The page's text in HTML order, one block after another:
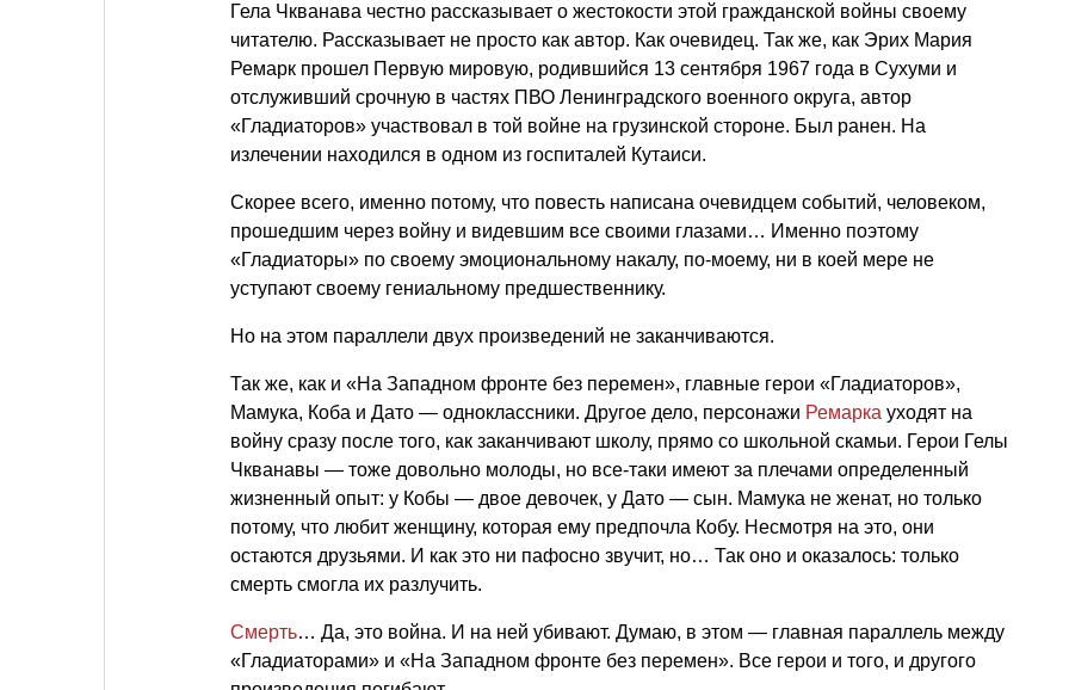
Гела Чкванава честно рассказывает о жестокости этой гражданской войны своему
читателю. Рассказывает не просто как автор. Как очевидец. Так же, как Эрих Мария
Ремарк прошел Первую мировую, родившийся 13 сентября 1967 года в Сухуми и
отслуживший срочную в частях ПВО Ленинградского военного округа, автор
«Гладиаторов» участвовал в той войне на грузинской стороне. Был ранен. На
излечении находился в одном из госпиталей Кутаиси.
Скорее всего, именно потому, что повесть написана очевидцем событий, человеком,
прошедшим через войну и видевшим все своими глазами… Именно поэтому
«Гладиаторы» по своему эмоциональному накалу, по-моему, ни в коей мере не
уступают своему гениальному предшественнику.
Но на этом параллели двух произведений не заканчиваются.
Так же, как и «На Западном фронте без перемен», главные герои «Гладиаторов»,
Мамука, Коба и Дато — одноклассники. Другое дело, персонажи Ремарка уходят на
войну сразу после того, как заканчивают школу, прямо со школьной скамьи. Герои Гелы
Чкванавы — тоже довольно молоды, но все-таки имеют за плечами определенный
жизненный опыт: у Кобы — двое девочек, у Дато — сын. Мамука не женат, но только
потому, что любит женщину, которая ему предпочла Кобу. Несмотря на это, они
остаются друзьями. И как это ни пафосно звучит, но… Так оно и оказалось: только
смерть смогла их разлучить.
Смерть… Да, это война. И на ней убивают. Думаю, в этом — главная параллель между
«Гладиаторами» и «На Западном фронте без перемен». Все герои и того, и другого